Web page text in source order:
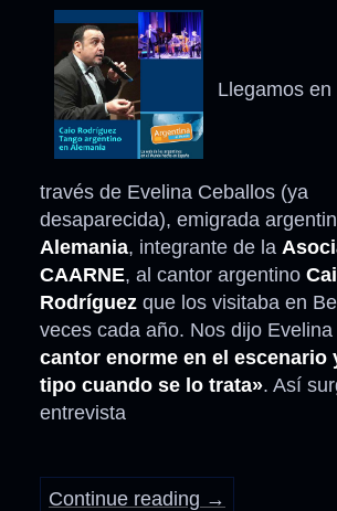
Llegamos en
través de Evelina Ceballos (ya
desaparecida), emigrada
Alemania, integrante de la
CAARNE, al cantor argentino
Rodríguez que los visitaba en
veces cada año. Nos dijo Evelina
cantor enorme en el escenario
tipo cuando se lo trata». Así
entrevista
Continue reading →